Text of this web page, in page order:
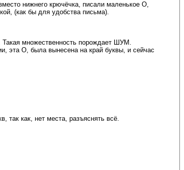
нижнего крючёчка, писали маленькое О,
(как бы для удобства письма).
Такая множественность порождает ШУМ.
эта О, была вынесена на край буквы, и сейчас
так как, нет места, разъяснять всё.